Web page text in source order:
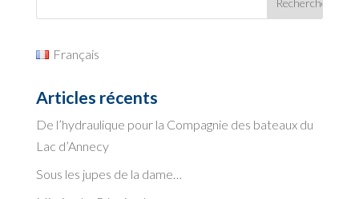
Français
Articles récents
De l’hydraulique pour la Compagnie des bateaux du
Lac d’Annecy
Sous les jupes de la dame…